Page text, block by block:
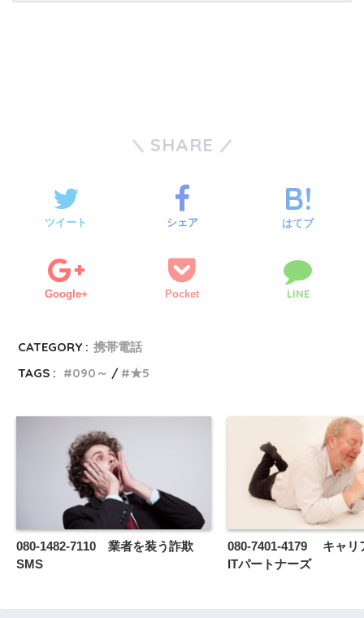
SHARE
ツイート シェア はてブ
Google+ Pocket LINE
CATEGORY : 携帯電話
TAGS :
090～ ★5
080-1482-7110 業者を装う詐欺
SMS
080-7401-4179 キャリ
ITパートナーズ